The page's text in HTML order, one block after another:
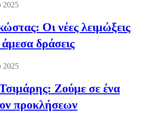
2025
Οι νέες λειμώξεις
δράσεις
2025
Ζούμε σε ένα
προκλήσεων